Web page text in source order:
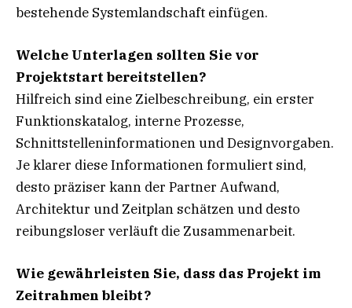
bestehende Systemlandschaft einfügen.
Welche Unterlagen sollten Sie vor
Projektstart bereitstellen?
Hilfreich sind eine Zielbeschreibung, ein erster
Funktionskatalog, interne Prozesse,
Schnittstelleninformationen und Designvorgaben.
Je klarer diese Informationen formuliert sind,
desto präziser kann der Partner Aufwand,
Architektur und Zeitplan schätzen und desto
reibungsloser verläuft die Zusammenarbeit.
Wie gewährleisten Sie, dass das Projekt im
Zeitrahmen bleibt?